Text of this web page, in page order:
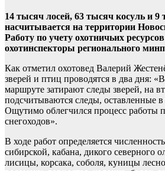
14 тысяч лосей, 63 тысяч косуль и 9
насчитывается на территории
Работу по учету охотничьих
охотинспекторы регионального
Как отметил охотовед Валерий
зверей и птиц проводятся в два дня:
маршруте затирают следы зверей, на
подсчитываются следы, оставленные в
Ощутимо облегчился процесс работы
снегоходов».
В ходе работ определяется
сибирской, кабана, дикого северного
лисицы, корсака, соболя, куницы